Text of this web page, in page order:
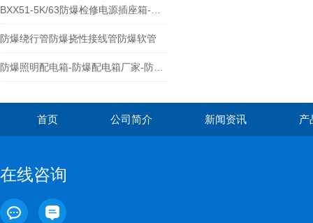
防爆绕行管防爆挠性接线管防爆软管
首页 公司简介 新闻资讯 产
在线咨询